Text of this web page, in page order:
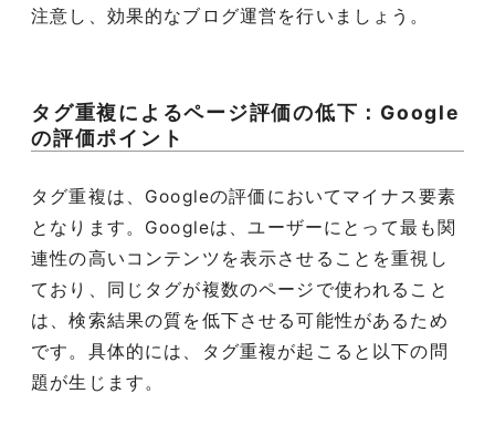
注意し、効果的なブログ運営を行いましょう。
タグ重複によるページ評価の低下：Google
の評価ポイント
タグ重複は、Googleの評価においてマイナス要素
となります。Googleは、ユーザーにとって最も関
連性の高いコンテンツを表示させることを重視し
ており、同じタグが複数のページで使われること
は、検索結果の質を低下させる可能性があるため
です。具体的には、タグ重複が起こると以下の問
題が生じます。